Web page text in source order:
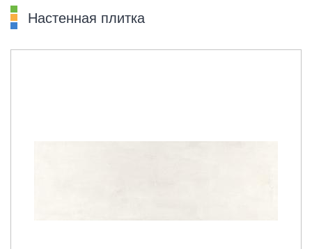
Настенная плитка